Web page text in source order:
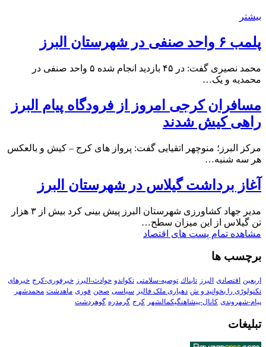
بیشتر
پلمب ۶ واحد صنفی در شهرستان البرز
محمد نصیری گفت: در ۴۵ بازدید انجام شده ۵ واحد صنفی در
محمدیه و یک…
مسافران کرجی امروز از فرودگاه پیام البرز
راهی کیش شدند
مرکز البرز؛ منوچهر اتقیایی گفت: پرواز های کرج – کیش و بالعکس
هر سه شنبه…
آغاز برداشت گیلاس در شهرستان البرز
مدیر جهاد کشاورزی شهرستان البرز پیش بینی کرد بیش از ۳ هزار
تن گیلاس از این میزان سطح…
مشاهده تمام پست های اقتصاد
برچسب ها
اربعین اقتصادی البرز تابناك توصیه-سلامتی تکواندو حوادث-البرز خبرفوری-کرج خبرهای
تکنولوڑی را بخوانید و ش دهیاری ملک فالیز سیاسی صحن فوری ماهدشت محمدشهر
پیام-شهروندی کانال-پیشاهنگیکمالشهر کرج گرمدره گوهردشت
تبلیغات